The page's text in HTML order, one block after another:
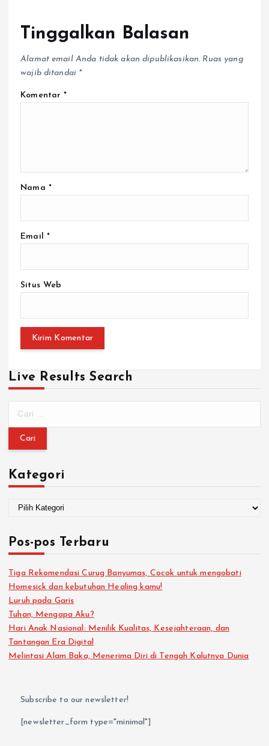
Tinggalkan Balasan
Alamat email Anda tidak akan dipublikasikan. Ruas yang
wajib ditandai *
Komentar*
Nama *
Email *
Situs Web
Live Results Search
Kategori
Pos-pos Terbaru
Tiga Rekomendasi Curug Banyumas, Cocok untuk mengobati
Homesick dan kebutuhan Healing kamu!
Luruh pada Garis
Tuhan, Mengapa Aku?
Hari Anak Nasional: Menilik Kualitas, Kesejahteraan, dan
Tantangan Era Digital
Melintasi Alam Baka, Menerima Diri di Tengah Kalutnya Dunia
Subscribe to our newsletter!
[newsletter_form type="minimal"]